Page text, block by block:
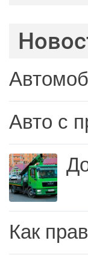
Авто с
Как